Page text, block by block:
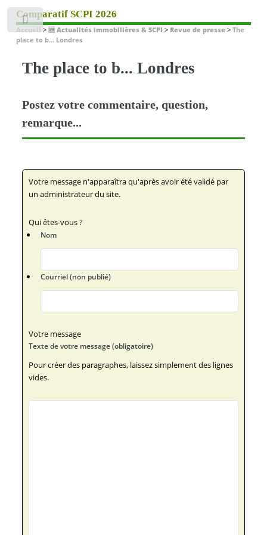
Comparatif SCPI 2026
Accueil > 🆕 Actualités immobilières & SCPI > Revue de presse> The
place to b... Londres
The place to b... Londres
Postez votre commentaire, question,
remarque...
Votre message n'apparaîtra qu'après avoir été validé par
un administrateur du site.
Qui êtes-vous ?
Nom
Courriel (non publié)
Votre message
Texte de votre message (obligatoire)
Pour créer des paragraphes, laissez simplement des lignes
vides.
Toggle